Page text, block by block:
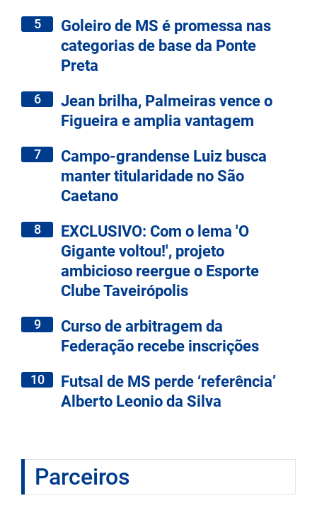
5
Goleiro de MS é promessa nas
categorias de base da Ponte
Preta
6
Jean brilha, Palmeiras vence o
Figueira e amplia vantagem
7
Campo-grandense Luiz busca
manter titularidade no São
Caetano
8
EXCLUSIVO: Com o lema 'O
Gigante voltou!', projeto
ambicioso reergue o Esporte
Clube Taveirópolis
9
Curso de arbitragem da
Federação recebe inscrições
10
Futsal de MS perde ‘referência’
Alberto Leonio da Silva
Parceiros